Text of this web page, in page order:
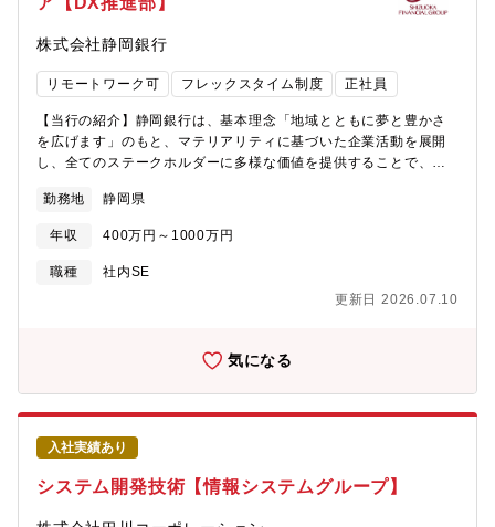
ーズに業務に適応し、成長できるよう、以下の教育体制とフォロ
ー体制を整えています。◆ 基礎習得 目的 : 業務に必要な基本
的な知識やスキルを習得する。 内容 : 業務に関連するシステム
やツールの使い方 プロジェクト管理の基本概
念 コミュニケーションスキルやチームワークの強化◆
実務習得 目的 : 実際の業務を通じて、スキルを実践的に習得す
る。 内容 : プロジェクトに参加し、実務経験を積む
チーム内での役割を持ち、実際の業務を通じて学ぶ 定
バック 目的 : 成長を促進し、キャリアの方向性を明確にす
やスキルの向上を確認 面談によるフィードバックを通
じて、今後の成長に向けた具体的なアドバイスを提供◆ 継続的な
す。 企画・開発・リリース後の改
で、 常により良いやり方を考えて
進めています。<< 配属部門 >>・フレックス適用：有・就業時
間：フレキシブルタイム 6:30～22:00（標準労働時間 8時間）・
り支援） >>企業ファン化を目指したファンコミュニティマーケテ
ィングアプリのプロジェクトへ参加いただきます。業務に必要な
技術、知識、疑問点などは都度相談しながら進めることができま
す。職種(フロント/バック/モバイル/インフラ・セキュリティ）ご
ります。<< キャリアプラン >>開発メンバーとして複数プロジェ
導を実施して、将来的には複数チームをマネジメントするポジシ
ョンについていただきます。エンジニアとしての専門職コースを
マーケティングのサービスを提供する機会は、ほとんどありませ
場です。
株式会社静岡銀行
リモートワーク可 フレックスタイム制度 正社員
【当行の紹介】静岡銀行は、基本理念「地域とともに夢と豊かさ
を広げます」のもと、マテリアリティに基づいた企業活動を展開
し、全てのステークホルダーに多様な価値を提供することで、社
景】デジタル化の進展に伴い、AI技術を駆使した業務改善や、AI
を活用した新たなソリューションの開発の重要性が増していま
す。AI技術に精通し、ビジネス活用の視点を持つ方を採用するこ
とで、サービス向上を目指します。【部署の紹介】本ポジション
月に新設された部署になります。当行全体のDX戦略の実現に向
育成・AI活用機運の醸成などに取り組み、組織横断的にAI関連の
各種施策の企画・推進・統括を担っています。【業務内容】・業
務所管部署と連携した生成AIの業務実装・AIの業務実装に必要と
なる基盤整備・AIガバナンス体制の整備と運用・全社的なAIリテ
ラシー向上に向けた人財育成や活用機運醸成の企画・推進
勤務地 静岡県
年収 400万円～1000万円
職種
社内SE
更新日 2026.07.10
気になる
入社実績あり
システム開発技術【情報システムグループ】